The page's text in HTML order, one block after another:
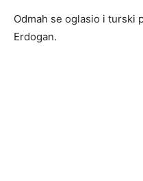
Odmah se oglasio i turski
Erdogan.